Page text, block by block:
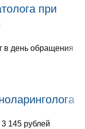
при
в день обращения
145 рублей